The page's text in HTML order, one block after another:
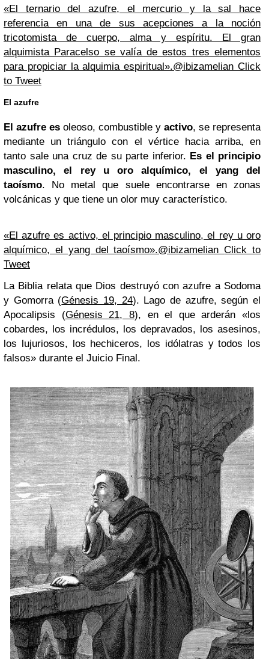
«El ternario del azufre, el mercurio y la sal hace
referencia en una de sus acepciones a la noción
tricotomista de cuerpo, alma y espíritu. El gran
alquimista Paracelso se valía de estos tres elementos
para propiciar la alquimia espiritual».@ibizamelian Click
to Tweet
El azufre
El azufre es oleoso, combustible y activo, se representa
mediante un triángulo con el vértice hacia arriba, en
tanto sale una cruz de su parte inferior. Es el principio
masculino, el rey u oro alquímico, el yang del
taoísmo. No metal que suele encontrarse en zonas
volcánicas y que tiene un olor muy característico.
«El azufre es activo, el principio masculino, el rey u oro
alquímico, el yang del taoísmo».@ibizamelianClick to
Tweet
La Biblia relata que Dios destruyó con azufre a Sodoma
y Gomorra (Génesis 19, 24). Lago de azufre, según el
Apocalipsis (Génesis 21, 8), en el que arderán «los
cobardes, los incrédulos, los depravados, los asesinos,
los lujuriosos, los hechiceros, los idólatras y todos los
falsos» durante el Juicio Final.